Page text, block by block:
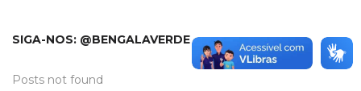
SIGA-NOS: @BENGALAVERDE
Posts not found